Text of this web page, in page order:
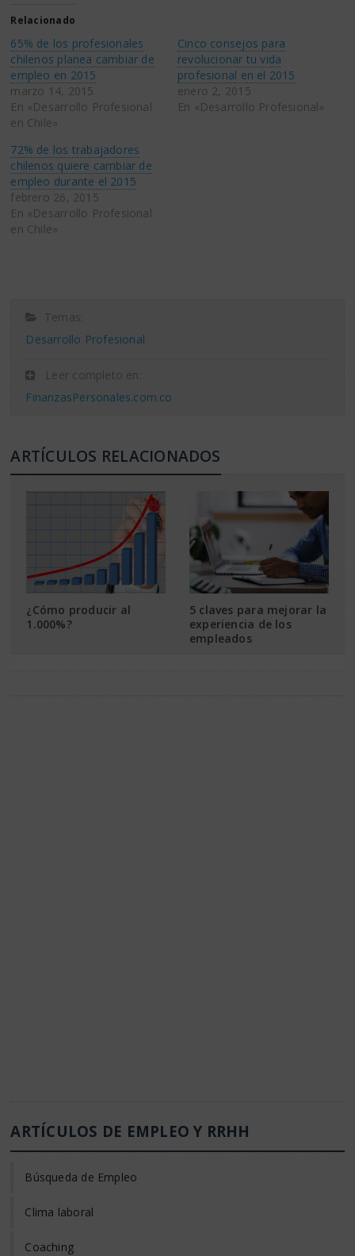
(Se
abre
una
ventana
nueva)
una
ventana
nueva)
Relacionado
65% de los profesionales
chilenos planea cambiar de
empleo en 2015
marzo 14, 2015
En «Desarrollo Profesional
en Chile»
Cinco consejos para
revolucionar tu vida
profesional en el 2015
enero 2, 2015
En «Desarrollo Profesional»
72% de los trabajadores
chilenos quiere cambiar de
empleo durante el 2015
febrero 26, 2015
En «Desarrollo Profesional
en Chile»
Temas:
Desarrollo Profesional
Leer completo en:
FinanzasPersonales.com.co
ARTÍCULOS RELACIONADOS
¿Cómo producir al
1.000%?
5 claves para mejorar la
experiencia de los
empleados
ARTÍCULOS DE EMPLEO Y RRHH
Búsqueda de Empleo
Clima laboral
Coaching